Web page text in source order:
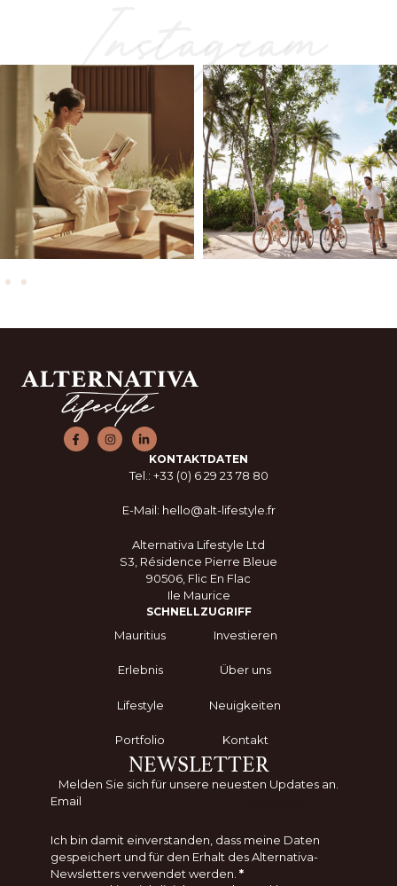
Instagram
KONTAKTDATEN
Tel.: +33 (0) 6 29 23 78 80
E-Mail: hello@alt-lifestyle.fr
Alternativa Lifestyle Ltd
S3, Résidence Pierre Bleue
90506, Flic En Flac
Ile Maurice
SCHNELLZUGRIFF
Mauritius
Erlebnis
Lifestyle
Portfolio
Investieren
Über uns
Neuigkeiten
Kontakt
NEWSLETTER
Melden Sie sich für unsere neuesten Updates an.
Ich bin damit einverstanden, dass meine Daten
gespeichert und für den Erhalt des Alternativa-
Newsletters verwendet werden. *